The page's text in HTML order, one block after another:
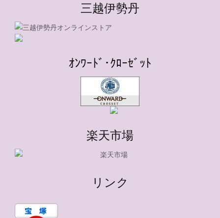
三越伊勢丹
ｵﾝﾜｰﾄﾞ･ｸﾛｰｾﾞｯﾄ
楽天市場
リンク